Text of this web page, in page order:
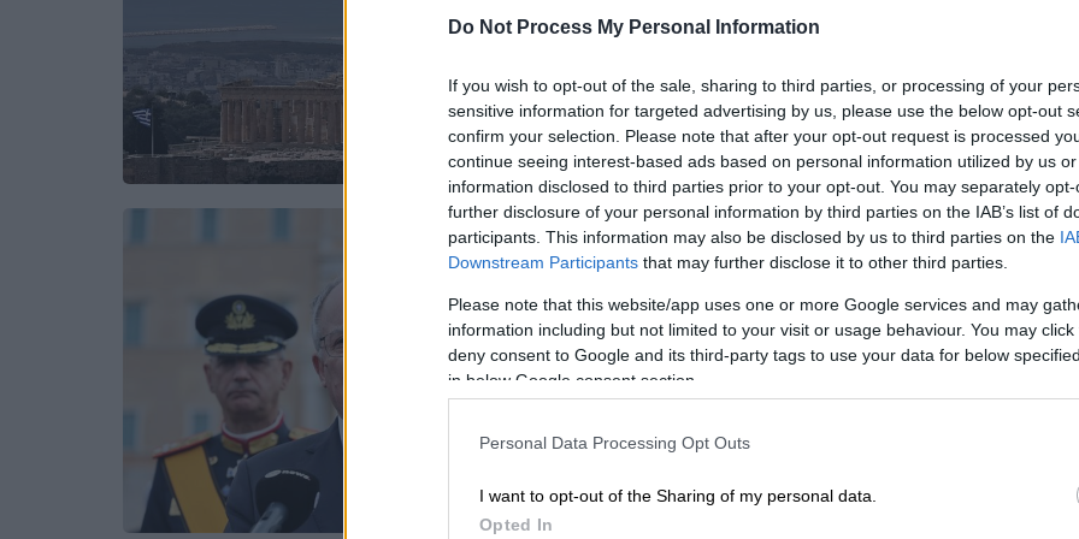
Do Not Process My Personal Information
If you wish to opt-out of the sale, sharing to third parties, or processing of your
sensitive information for targeted advertising by us, please use the below opt-out
confirm your selection. Please note that after your opt-out request is processed
continue seeing interest-based ads based on personal information utilized by us
information disclosed to third parties prior to your opt-out. You may separately
further disclosure of your personal information by third parties on the IAB’s list of
participants. This information may also be disclosed by us to third parties on the
Downstream Participants that may further disclose it to other third parties.
Please note that this website/app uses one or more Google services and may
information including but not limited to your visit or usage behaviour. You may
deny consent to Google and its third-party tags to use your data for below
in below Google consent section.
Personal Data Processing Opt Outs
I want to opt-out of the Sharing of my personal data.
Opted In
φόντο την Ακρόπολη
Αεροπορίας «έσκισαν» τους αιθέρες
Πολιτική|25.03.2026 15:23
Μήνυμα ενότητας και ευθύνης
Τασούλας
«Όταν η κατακτημένη και
κατοχυρωμένη ελευθερία μας,
μέσα σε έναν κόσμο ο οποίος είναι
ενότητα και υπευθυνότητα»